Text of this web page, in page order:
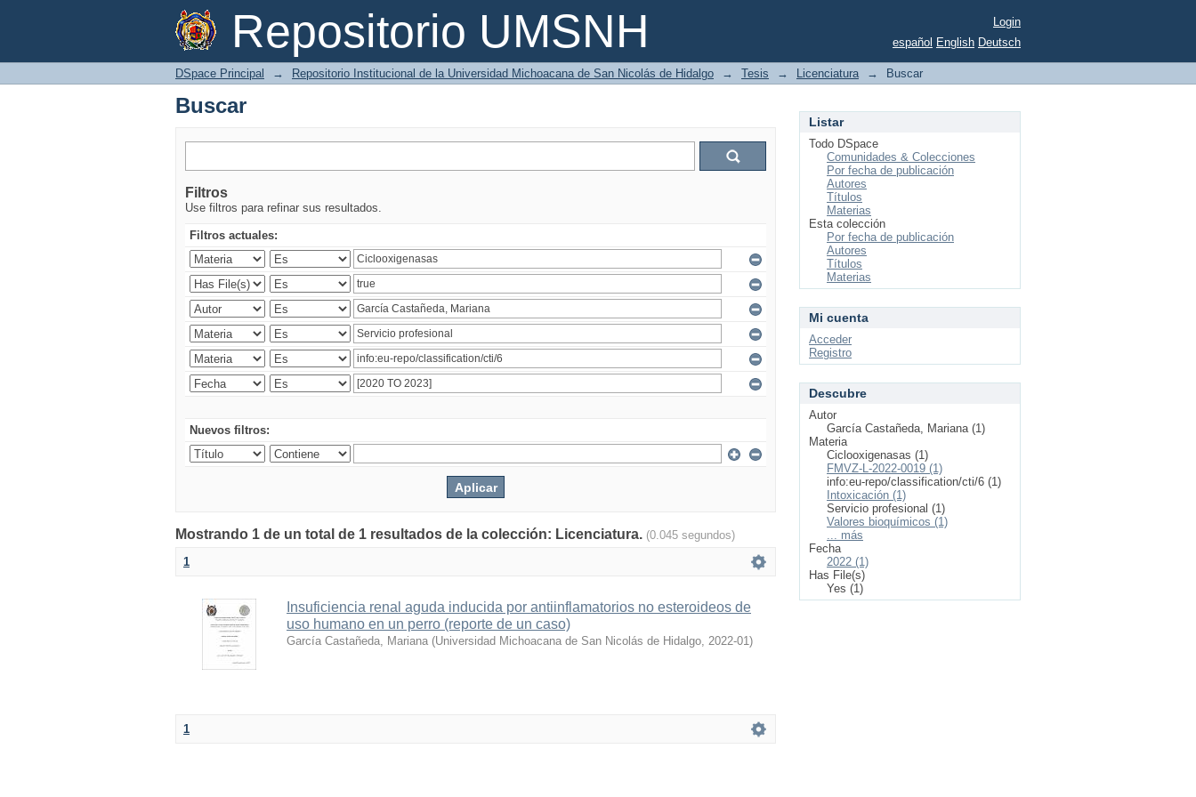
Repositorio UMSNH
Buscar
Login
español English Deutsch
DSpace Principal → Repositorio Institucional de la Universidad Michoacana de San Nicolás de Hidalgo → Tesis → Licenciatura → Buscar
Buscar
Filtros
Use filtros para refinar sus resultados.
Filtros actuales:
Nuevos filtros:
Mostrando 1 de un total de 1 resultados de la colección: Licenciatura. (0.045 segundos)
1
Insuficiencia renal aguda inducida por antiinflamatorios no esteroideos de
uso humano en un perro (reporte de un caso)
García Castañeda, Mariana (Universidad Michoacana de San Nicolás de Hidalgo, 2022-01)
1
Listar
Todo DSpace
Comunidades & Colecciones
Por fecha de publicación
Autores
Títulos
Materias
Esta colección
Por fecha de publicación
Autores
Títulos
Materias
Mi cuenta
Acceder
Registro
Descubre
Autor
García Castañeda, Mariana (1)
Materia
Ciclooxigenasas (1)
FMVZ-L-2022-0019 (1)
info:eu-repo/classification/cti/6 (1)
Intoxicación (1)
Servicio profesional (1)
Valores bioquímicos (1)
... más
Fecha
2022 (1)
Has File(s)
Yes (1)